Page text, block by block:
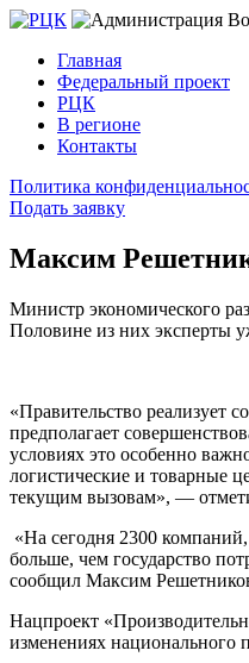
Главная
Федеральный проект
РЦК
В регионе
Контакты
Политика
Подать заявку
Максим
Министр экономического
Половине из них эксперты
«Правительство реализует
предполагает
условиях это особенно
логистические и товарные
текущим вызовам», —
«На сегодня 2300
больше, чем государство
сообщил Максим
Нацпроект
изменениях национального